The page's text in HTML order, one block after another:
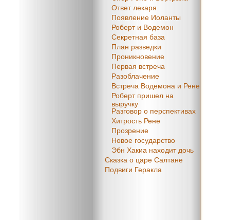
Ответ лекаря
Появление Иоланты
Роберт и Водемон
Секретная база
План разведки
Проникновение
Первая встреча
Разоблачение
Встреча Водемона и Рене
Роберт пришел на
выручку
Разговор о перспективах
Хитрость Рене
Прозрение
Новое государство
Эбн Хакиа находит дочь
Сказка о царе Салтане
Подвиги Геракла